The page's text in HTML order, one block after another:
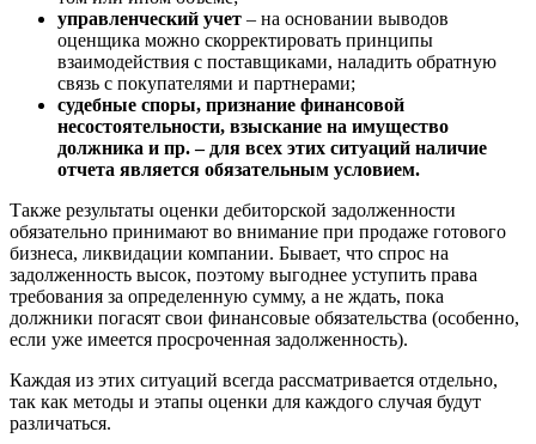
управленческий учет – на основании выводов
оценщика можно скорректировать принципы
взаимодействия с поставщиками, наладить обратную
связь с покупателями и партнерами;
судебные споры, признание финансовой
несостоятельности, взыскание на имущество
должника и пр. – для всех этих ситуаций наличие
отчета является обязательным условием.
Также результаты оценки дебиторской задолженности
обязательно принимают во внимание при продаже готового
бизнеса, ликвидации компании. Бывает, что спрос на
задолженность высок, поэтому выгоднее уступить права
требования за определенную сумму, а не ждать, пока
должники погасят свои финансовые обязательства (особенно,
если уже имеется просроченная задолженность).
Каждая из этих ситуаций всегда рассматривается отдельно,
так как методы и этапы оценки для каждого случая будут
различаться.
Буйнакск
Бутурлиновка
Валдай
Валуйки
Великие Луки
Великий Устюг
Вельск
Верещагино
Верхний Уфалей
Верхняя Пышма
Видное
Владивосток